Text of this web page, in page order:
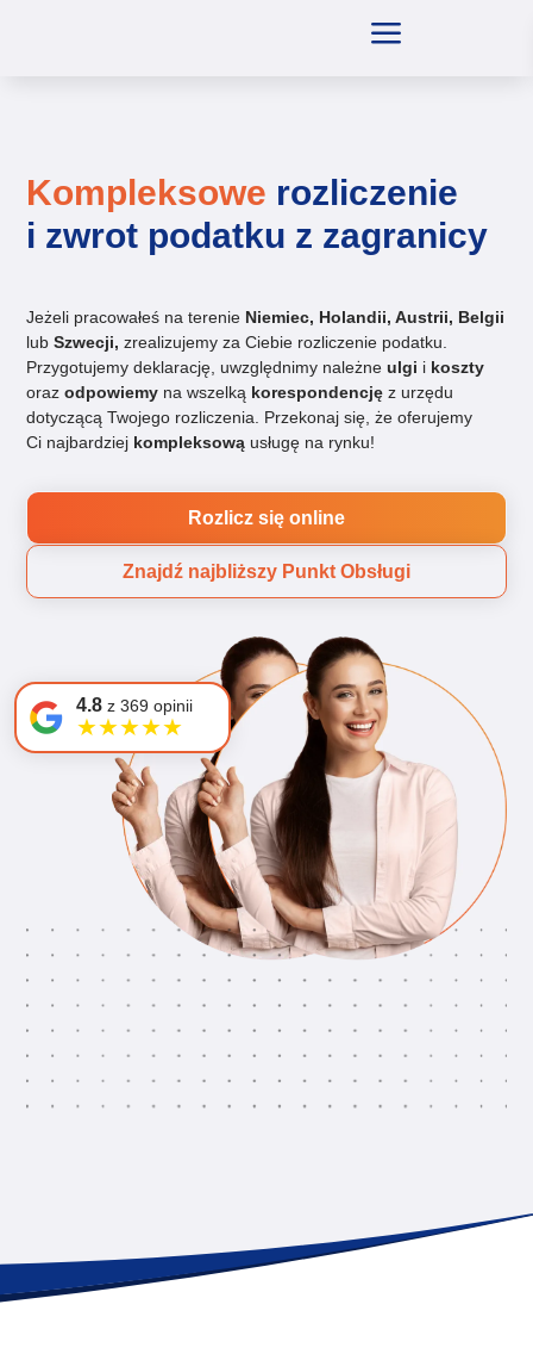
a
Kompleksowe rozliczenie
i zwrot podatku z zagranicy
Jeżeli pracowałeś na terenie Niemiec, Holandii, Austrii, Belgii
lubSzwecji, zrealizujemy za Ciebie rozliczenie podatku.
Przygotujemy deklarację, uwzględnimy należneulgi i koszty
orazodpowiemy na wszelką korespondencję z urzędu
dotyczącą Twojego rozliczenia. Przekonaj się, że oferujemy
Ci najbardziej kompleksową usługę na rynku!
Rozlicz się online
Znajdź najbliższy Punkt Obsługi
4.8 z 369 opinii
★★★★★